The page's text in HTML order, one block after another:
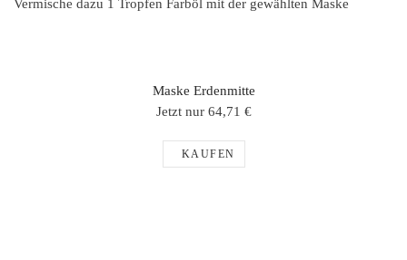
Vermische dazu 1 Tropfen Farböl mit der gewählten Maske
Maske Erdenmitte
Jetzt nur 64,71 €
KAUFEN